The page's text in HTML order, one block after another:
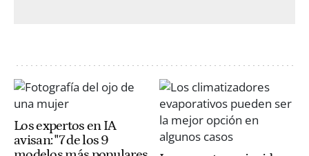
Los expertos en IA
avisan: "7 de los 9